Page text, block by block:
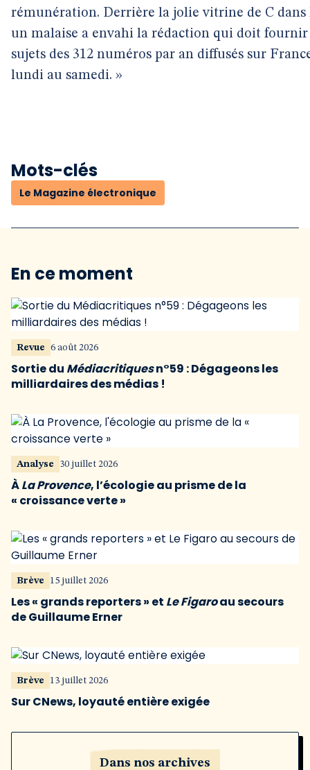
rémunération. Derrière la jolie vitrine de C dans
un malaise a envahi la rédaction qui doit fournir
sujets des 312 numéros par an diffusés sur
lundi au samedi. »
Mots-clés
Le Magazine électronique
En ce moment
Revue 6 août 2026
Sortie du Médiacritiquesn°59 : Dégageons les
milliardaires des médias !
Analyse 30 juillet 2026
ÀLa Provence, l’écologie au prisme de la
« croissance verte »
Brève 15 juillet 2026
Les « grands reporters » et Le Figaroau secours
de Guillaume Erner
Brève 13 juillet 2026
Sur CNews, loyauté entière exigée
Dans nos archives